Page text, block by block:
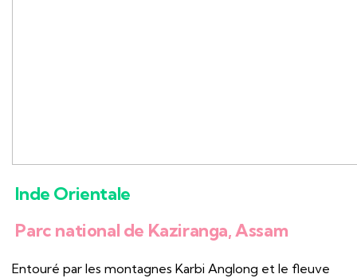
Inde Orientale
Parc national de Kaziranga, Assam
Entouré par les montagnes Karbi Anglong et le fleuve